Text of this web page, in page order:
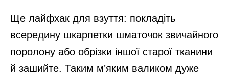
Ще лайфхак для взуття: покладіть
всередину шкарпетки шматочок звичайного
поролону або обрізки іншої старої тканини
й зашийте. Таким мʼяким валиком дуже